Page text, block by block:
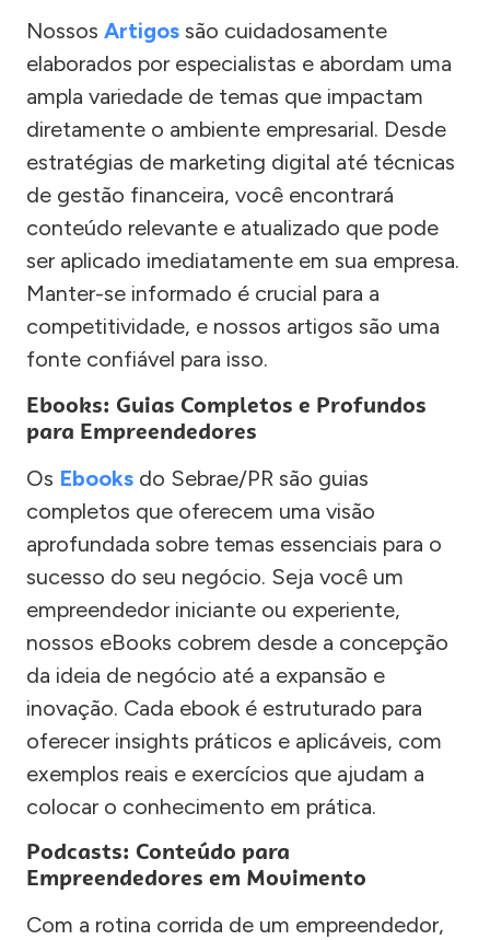
Nossos Artigos são cuidadosamente
elaborados por especialistas e abordam uma
ampla variedade de temas que impactam
diretamente o ambiente empresarial. Desde
estratégias de marketing digital até técnicas
de gestão financeira, você encontrará
conteúdo relevante e atualizado que pode
ser aplicado imediatamente em sua empresa.
Manter-se informado é crucial para a
competitividade, e nossos artigos são uma
fonte confiável para isso.
Ebooks: Guias Completos e Profundos
para Empreendedores
Os Ebooks do Sebrae/PR são guias
completos que oferecem uma visão
aprofundada sobre temas essenciais para o
sucesso do seu negócio. Seja você um
empreendedor iniciante ou experiente,
nossos eBooks cobrem desde a concepção
da ideia de negócio até a expansão e
inovação. Cada ebook é estruturado para
oferecer insights práticos e aplicáveis, com
exemplos reais e exercícios que ajudam a
colocar o conhecimento em prática.
Podcasts: Conteúdo para
Empreendedores em Movimento
Com a rotina corrida de um empreendedor,